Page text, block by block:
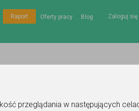
przeglądania w następujących
Zaloguj się
Raport Oferty pracy Blog